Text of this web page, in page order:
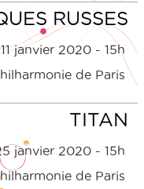
RUSSES
11 janvier 2020 - 15h
de Paris
TITAN
janvier 2020 - 15h
de Paris